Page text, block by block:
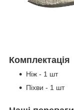
Комплектація
Ніж - 1 шт
Піхви - 1 шт